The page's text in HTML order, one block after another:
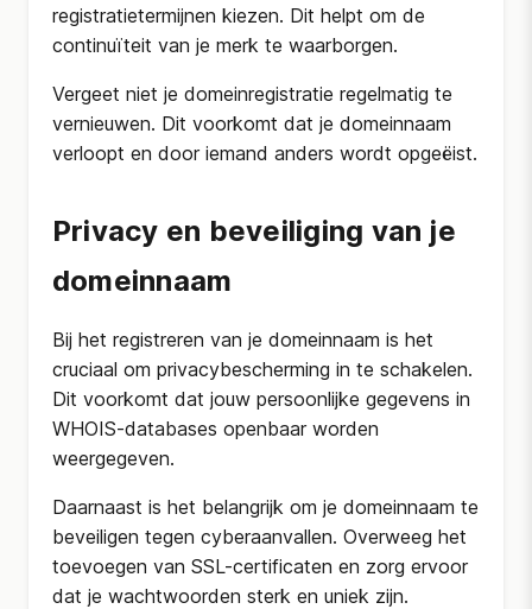
registratietermijnen kiezen. Dit helpt om de
continuïteit van je merk te waarborgen.
Vergeet niet je domeinregistratie regelmatig te
vernieuwen. Dit voorkomt dat je domeinnaam
verloopt en door iemand anders wordt opgeëist.
Privacy en beveiliging van je
domeinnaam
Bij het registreren van je domeinnaam is het
cruciaal om privacybescherming in te schakelen.
Dit voorkomt dat jouw persoonlijke gegevens in
WHOIS-databases openbaar worden
weergegeven.
Daarnaast is het belangrijk om je domeinnaam te
beveiligen tegen cyberaanvallen. Overweeg het
toevoegen van SSL-certificaten en zorg ervoor
dat je wachtwoorden sterk en uniek zijn.